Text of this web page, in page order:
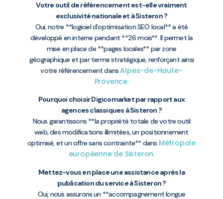
Votre outil de référencement est-elle vraiment
exclusivité nationale et à Sisteron ?
Oui, notre **logiciel d’optimisation SEO local** a été
développé en interne pendant **26 mois**. Il permet la
mise en place de **pages locales** par zone
géographique et par terme stratégique, renforçant ainsi
votre référencement dansAlpes-de-Haute-
Provence.
Pourquoi choisir Digicomarket par rapport aux
agences classiques à Sisteron ?
Nous garantissons **la propriété totale de votre outil
web, des modifications illimitées, un positionnement
optimisé, et un offre sans contrainte** dans Métropole
européenne de Sisteron.
Mettez-vous en place une assistance après la
publication du service à Sisteron ?
Oui, nous assurons un **accompagnement longue